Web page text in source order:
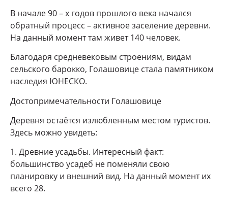
В начале 90 – х годов прошлого века начался
обратный процесс – активное заселение деревни.
На данный момент там живет 140 человек.
Благодаря средневековым строениям, видам
сельского барокко, Голашовице стала памятником
наследия ЮНЕСКО.
Достопримечательности Голашовице
Деревня остаётся излюбленным местом туристов.
Здесь можно увидеть:
1. Древние усадьбы. Интересный факт:
большинство усадеб не поменяли свою
планировку и внешний вид. На данный момент их
всего 28.